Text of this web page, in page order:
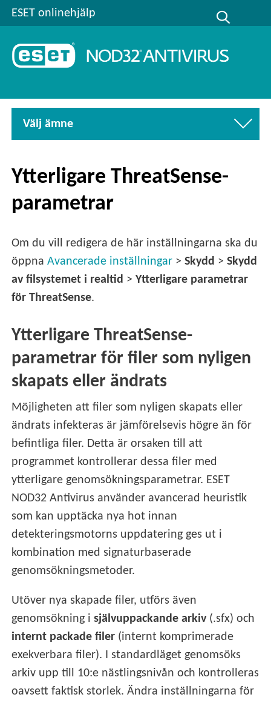
ESET onlinehjälp
Välj ämne
Ytterligare ThreatSense-
parametrar
Om du vill redigera de här inställningarna ska du
öppnaAvancerade inställningar >Skydd >Skydd
av filsystemet i realtid >Ytterligare parametrar
för ThreatSense.
Ytterligare ThreatSense-
parametrar för filer som nyligen
skapats eller ändrats
Möjligheten att filer som nyligen skapats eller
ändrats infekteras är jämförelsevis högre än för
befintliga filer. Detta är orsaken till att
programmet kontrollerar dessa filer med
ytterligare genomsökningsparametrar. ESET
NOD32 Antivirus använder avancerad heuristik
som kan upptäcka nya hot innan
detekteringsmotorns uppdatering ges ut i
kombination med signaturbaserade
genomsökningsmetoder.
Utöver nya skapade filer, utförs även
genomsökning isjälvuppackande arkiv(.sfx) och
internt packade filer (internt komprimerade
exekverbara filer). I standardläget genomsöks
arkiv upp till 10:e nästlingsnivån och kontrolleras
oavsett faktisk storlek. Ändra inställningarna för